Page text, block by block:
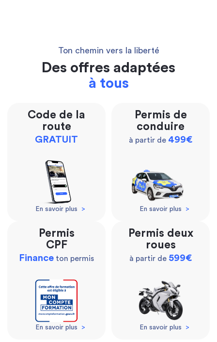
Ton chemin vers la liberté
Des offres adaptées
à tous
Code de la
route
GRATUIT
En savoir plus >
Permis de
conduire
à partir de 499€
En savoir plus >
Permis
CPF
Finance ton permis
En savoir plus >
Permis deux
roues
à partir de 599€
En savoir plus >